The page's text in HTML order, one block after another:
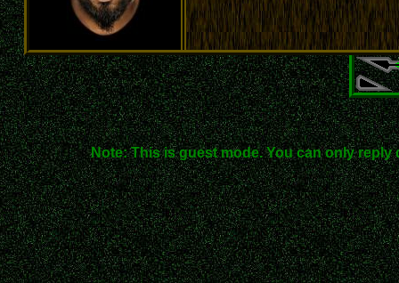
Note: This is guest mode. You can only